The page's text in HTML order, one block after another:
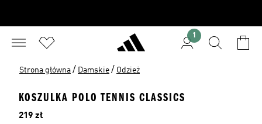
1
Strona główna / Damskie / Odzież
KOSZULKA POLO TENNIS CLASSICS
Cena
219 zł